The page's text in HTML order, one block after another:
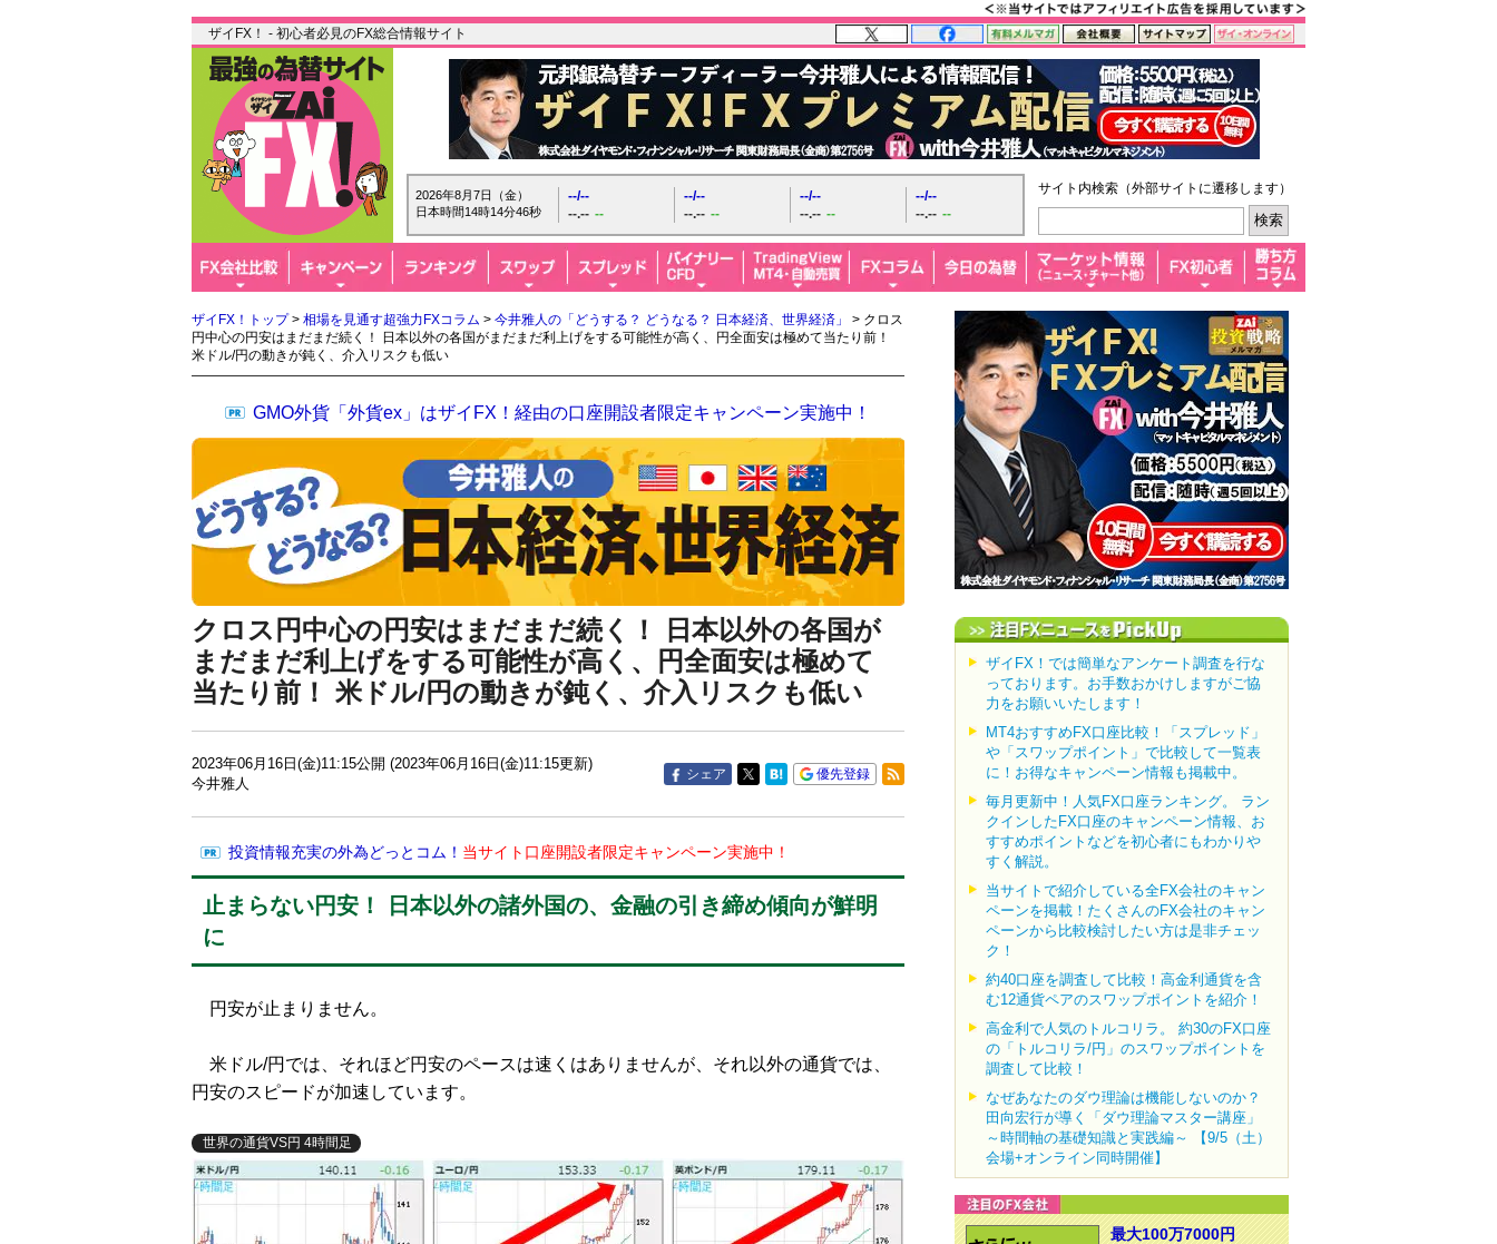
ザイFX！ - 初心者必見のFX総合情報サイト
2026年8月7日（金）
日本時間14時14分48秒
--/--
--.-- --
--/--
--.-- --
--/--
--.-- --
--/--
--.-- --
サイト内検索（外部サイトに遷移します）
ザイFX！トップ> 相場を見通す超強力FXコラム > 今井雅人の「どうする？ どうなる？ 日本経済、世界経済」
> クロス
円中心の円安はまだまだ続く！ 日本以外の各国がまだまだ利上げをする可能性が高く、円全面安は極めて当たり前！
米ドル/円の動きが鈍く、介入リスクも低い
GMO外貨「外貨ex」はザイFX！経由の口座開設者限定キャンペーン実施中！
クロス円中心の円安はまだまだ続く！ 日本以外の各国が
まだまだ利上げをする可能性が高く、円全面安は極めて
当たり前！ 米ドル/円の動きが鈍く、介入リスクも低い
2023年06月16日(金)11:15公開 (2023年06月16日(金)11:15更新)
今井雅人
シェア 優先登録
投資情報充実の外為どっとコム！ 当サイト口座開設者限定キャンペーン実施中！
止まらない円安！ 日本以外の諸外国の、金融の引き締め傾向が鮮明
に
円安が止まりません。
米ドル/円では、それほど円安のペースは速くはありませんが、それ以外の通貨では、
円安のスピードが加速しています。
世界の通貨VS円 4時間足
ザイFX！では簡単なアンケート調査を行な
っております。お手数おかけしますがご協
力をお願いいたします！
MT4おすすめFX口座比較！「スプレッド」
や「スワップポイント」で比較して一覧表
に！お得なキャンペーン情報も掲載中。
毎月更新中！人気FX口座ランキング。 ラン
クインしたFX口座のキャンペーン情報、お
すすめポイントなどを初心者にもわかりや
すく解説。
当サイトで紹介している全FX会社のキャン
ペーンを掲載！たくさんのFX会社のキャン
ペーンから比較検討したい方は是非チェッ
ク！
約40口座を調査して比較！高金利通貨を含
む12通貨ペアのスワップポイントを紹介！
高金利で人気のトルコリラ。 約30のFX口座
の「トルコリラ/円」のスワップポイントを
調査して比較！
なぜあなたのダウ理論は機能しないのか？
田向宏行が導く「ダウ理論マスター講座」
～時間軸の基礎知識と実践編～ 【9/5（土）
会場+オンライン同時開催】
最大100万7000円